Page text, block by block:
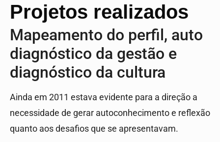
Projetos realizados
Mapeamento do perfil, auto
diagnóstico da gestão e
diagnóstico da cultura
Ainda em 2011 estava evidente para a direção a
necessidade de gerar autoconhecimento e reflexão
quanto aos desafios que se apresentavam.